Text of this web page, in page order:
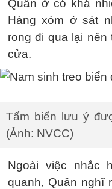
Quân ở có khá
Hàng xóm ở sát
rong đi qua lại
cửa.
Tấm biển lưu ý
(Ảnh: NVCC)
Ngoài việc nhắc
quanh, Quân nghĩ